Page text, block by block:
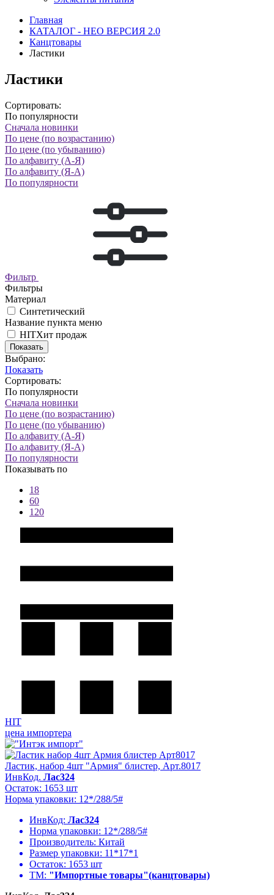
Главная
КАТАЛОГ - НЕО ВЕРСИЯ 2.0
Канцтовары
Ластики
Ластики
Сортировать:
По популярности
Сначала новинки
По цене (по возрастанию)
По цене (по убыванию)
По алфавиту (А-Я)
По алфавиту (Я-А)
По популярности
Фильтр
Фильтры
Материал
Синтетический
Название пункта меню
HITХит продаж
Показать
Выбрано:
Показать
Сортировать:
По популярности
Сначала новинки
По цене (по возрастанию)
По цене (по убыванию)
По алфавиту (А-Я)
По алфавиту (Я-А)
По популярности
Показывать по
18
60
120
HIT
цена импортера
Ластик, набор 4шт "Армия" блистер, Арт.8017
ИнвКод. Лас324
Остаток: 1653 шт
Норма упаковки: 12*/288/5#
ИнвКод: Лас324
Норма упаковки: 12*/288/5#
Производитель: Китай
Размер упаковки: 11*17*1
Остаток: 1653 шт
ТМ: "Импортные товары"(канцтовары)